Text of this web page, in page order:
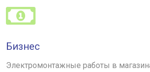
Бизнес
Электромонтажные работы в